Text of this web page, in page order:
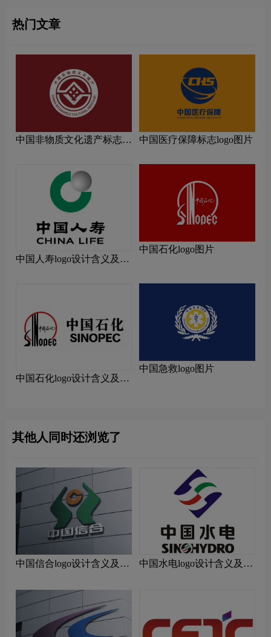
热门文章
中国非物质文化遗产标志
中国医疗保障标志logo图片
中国人寿logo设计含义及设
中国石化logo图片
中国石化logo设计含义及设
中国急救logo图片
其他人同时还浏览了
中国信合logo设计含义及设
中国水电logo设计含义及设